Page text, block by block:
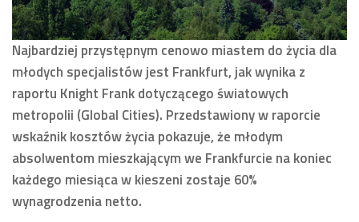
Najbardziej przystępnym cenowo miastem do życia dla
młodych specjalistów jest Frankfurt, jak wynika z
raportu Knight Frank dotyczącego światowych
metropolii (Global Cities). Przedstawiony w raporcie
wskaźnik kosztów życia pokazuje, że młodym
absolwentom mieszkającym we Frankfurcie na koniec
każdego miesiąca w kieszeni zostaje 60%
wynagrodzenia netto.